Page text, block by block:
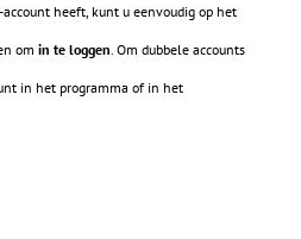
heeft, kunt u eenvoudig op het
om in te loggen . Om dubbele accounts
in het programma of in het